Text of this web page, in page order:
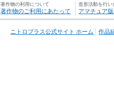
著作物の利用について
著作物のご利用にあたって
造形活動を行い
アマチュア
ニトロプラス公式サイト ホーム 作品